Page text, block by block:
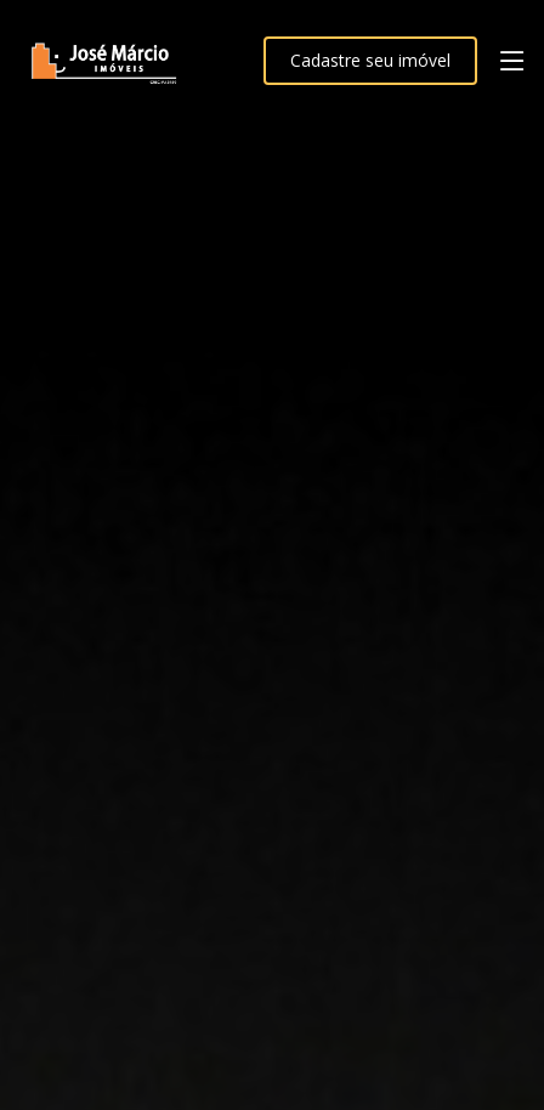
Cadastre seu imóvel